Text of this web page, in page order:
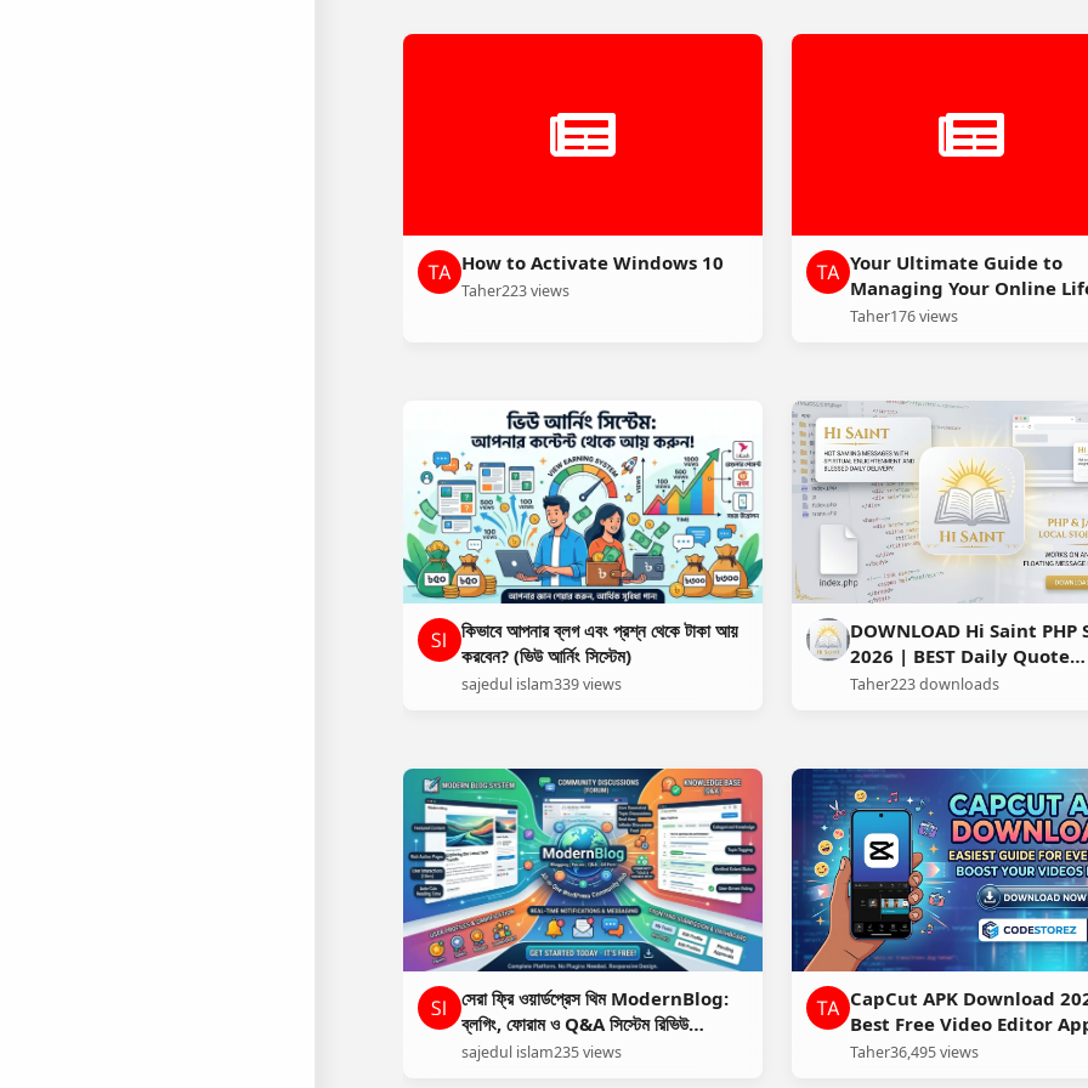
How to Activate Windows 10
Taher223 views
Your Ultimate Guide to
Managing Your Online
More!
Taher176 views
কিভাবে আপনার ব্লগ এবং প্রশ্ন থেকে টাকা আয়
করবেন? (ভিউ আর্নিং সিস্টেম)
sajedul islam339 views
DOWNLOAD Hi Saint PHP
2026 | BEST Daily Quote
Floating Popup Script |
Taher223 downloads
সেরা ফ্রি ওয়ার্ডপ্রেস থিম ModernBlog:
ব্লগিং, ফোরাম ও Q&A সিস্টেম রিভিউ
[Download]
sajedul islam235 views
CapCut APK Download
Best Free Video Editor
Download Now
Taher36,495 views